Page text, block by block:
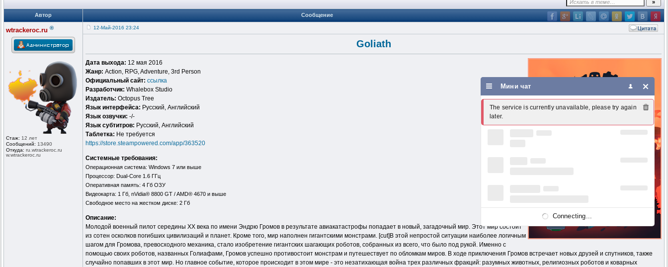
Автор Сообщение
wtrackeroc.ru ®
Стаж: 12 лет
Сообщений: 13490
Откуда: ru.wtrackeroc.ru
w.wtrackeroc .ru
12-Май-2016 23:24
Goliath
Дата выхода: 12 мая 2016
Жанр: Action, RPG, Adventure, 3rd Person
Официальный сайт: ссылка
Разработчик: Whalebox Studio
Издатель: Octopus Tree
Язык интерфейса: Русский, Английский
Язык озвучки: -/-
Язык субтитров: Русский, Английский
Таблетка: Не требуется
https://store.steampowered.com/app/363520
Системные требования:
Операционная система: Windows 7 или выше
Процессор: Dual-Core 1.6 ГГц
Оперативная память: 4 Гб ОЗУ
Видеокарта: 1 Гб, nVidia® 8800 GT / AMD® 4670 и выше
Свободное место на жестком диске: 2 Гб
Описание:
Молодой военный пилот середины XX века по имени Эндрю Громов в результате авиакатастрофы попадает в новый, загадочный мир. Этот мир состоит
из сотен осколков погибших цивилизаций и планет. Кроме того, мир наполнен гигантскими монстрами. [cut]В этой непростой ситуации наиболее логичным
шагом для Громова, превосходного механика, стало изобретение гигантских шагающих роботов, собранных из всего, что было под рукой. Именно с
помощью своих роботов, названных Голиафами, Громов успешно противостоит монстрам и путешествует по обломкам миров. В ходе приключения Громов встречает новых друзей и спутников, также
случайно попавших в этот мир. Но главное событие, которое происходит в этом мире - это незатихающая война трех различных фракций: разумных животных, религиозных роботов и коварных
Мини чат
The service is currently unavailable, please try again
later.
Connecting...